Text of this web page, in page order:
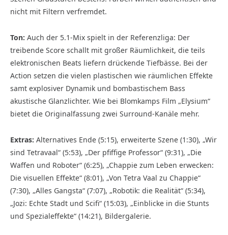
nicht mit Filtern verfremdet.
Ton: Auch der 5.1-Mix spielt in der Referenzliga: Der
treibende Score schallt mit großer Räumlichkeit, die teils
elektronischen Beats liefern drückende Tief­bässe. Bei der
Action setzen die vielen plastischen wie räumlichen Effekte
samt explosiver Dynamik und bombastischem Bass
akustische Glanzlichter. Wie bei Blomkamps Film „Elysium“
bietet die Originalfassung zwei Surround-Kanäle mehr.
Extras: Alternatives Ende (5:15), erweiterte Szene (1:30), „Wir
sind Tetravaal“ (5:53), „Der pfiffige Professor“ (9:31), „Die
Waffen und Roboter“ (6:25), „Chappie zum Leben erwecken:
Die visuellen Effekte“ (8:01), „Von Tetra Vaal zu Chappie“
(7:30), „Alles Gangsta“ (7:07), „Robotik: die Realität“ (5:34),
„Jozi: Echte Stadt und Scifi“ (15:03), „Einblicke in die Stunts
und Spezialeffekte“ (14:21), Bildergalerie.